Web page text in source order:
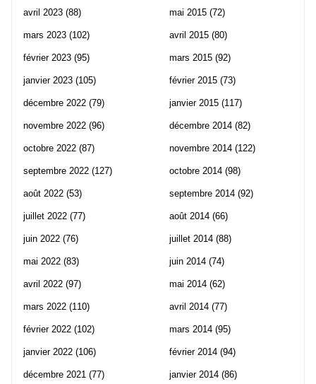
avril 2023 (88)
mars 2023 (102)
février 2023 (95)
janvier 2023 (105)
décembre 2022 (79)
novembre 2022 (96)
octobre 2022 (87)
septembre 2022 (127)
août 2022 (53)
juillet 2022 (77)
juin 2022 (76)
mai 2022 (83)
avril 2022 (97)
mars 2022 (110)
février 2022 (102)
janvier 2022 (106)
décembre 2021 (77)
mai 2015 (72)
avril 2015 (80)
mars 2015 (92)
février 2015 (73)
janvier 2015 (117)
décembre 2014 (82)
novembre 2014 (122)
octobre 2014 (98)
septembre 2014 (92)
août 2014 (66)
juillet 2014 (88)
juin 2014 (74)
mai 2014 (62)
avril 2014 (77)
mars 2014 (95)
février 2014 (94)
janvier 2014 (86)